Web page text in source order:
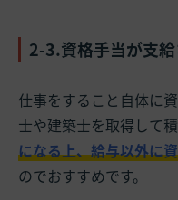
2-3.資格手当が支
仕事をすること自体に
士や建築士を取得して
になる上、給与以外に
のでおすすめです。